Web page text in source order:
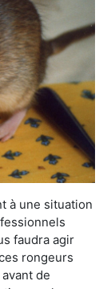
à une situation
faudra agir
rongeurs
de